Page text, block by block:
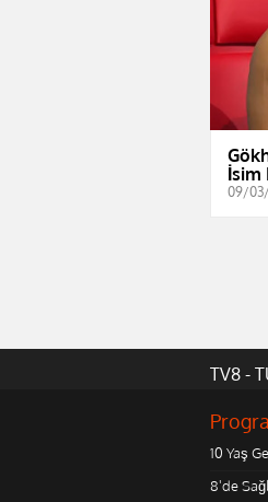
İsim
09/
TV8 -
10 Yaş
8'de